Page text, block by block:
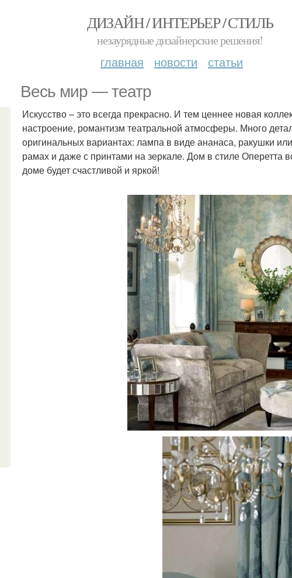
ДИЗАЙН / ИНТЕРЬЕР / СТИЛЬ
незаурядные дизайнерские решения!
главная новости статьи
Весь мир — театр
Искусство – это всегда прекрасно. И тем ценнее новая
настроение, романтизм театральной атмосферы. Много
оригинальных вариантах: лампа в виде ананаса, ракушки
рамах и даже с принтами на зеркале. Дом в стиле Оперетта
доме будет счастливой и яркой!